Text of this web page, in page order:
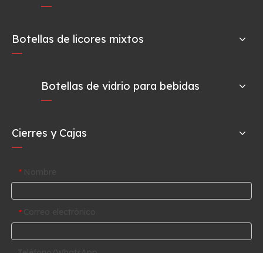
Botellas de licores mixtos
Botellas de vidrio para bebidas
Cierres y Cajas
*
*